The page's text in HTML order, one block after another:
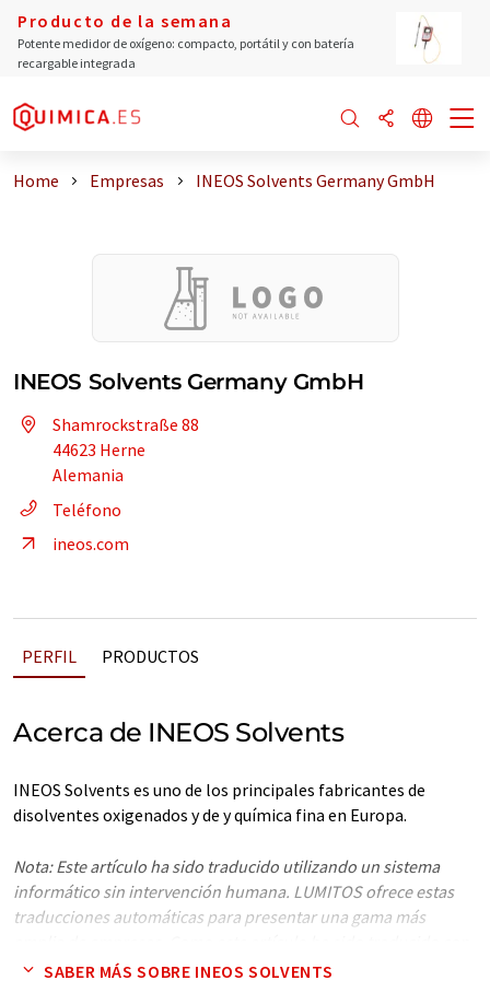
Producto de la semana
Potente medidor de oxígeno: compacto, portátil y con batería
recargable integrada
Home Empresas INEOS Solvents Germany GmbH
INEOS Solvents Germany GmbH
Shamrockstraße 88
44623 Herne
Alemania
Teléfono
ineos.com
PERFIL PRODUCTOS
Acerca de INEOS Solvents
INEOS Solvents es uno de los principales fabricantes de
disolventes oxigenados y de y química fina en Europa.
Nota: Este artículo ha sido traducido utilizando un sistema
informático sin intervención humana. LUMITOS ofrece estas
traducciones automáticas para presentar una gama más
traducción automática, es posible que contenga errores de
SABER MÁS SOBRE INEOS SOLVENTS